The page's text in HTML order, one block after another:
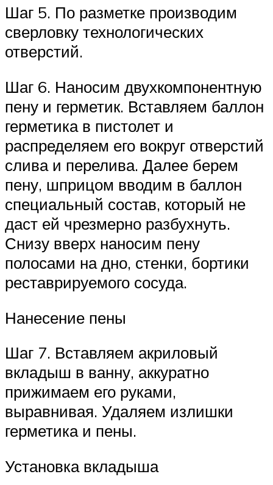
Шаг 5. По разметке производим
сверловку технологических
отверстий.
Шаг 6. Наносим двухкомпонентную
пену и герметик. Вставляем баллон
герметика в пистолет и
распределяем его вокруг отверстий
слива и перелива. Далее берем
пену, шприцом вводим в баллон
специальный состав, который не
даст ей чрезмерно разбухнуть.
Снизу вверх наносим пену
полосами на дно, стенки, бортики
реставрируемого сосуда.
Нанесение пены
Шаг 7. Вставляем акриловый
вкладыш в ванну, аккуратно
прижимаем его руками,
выравнивая. Удаляем излишки
герметика и пены.
Установка вкладыша